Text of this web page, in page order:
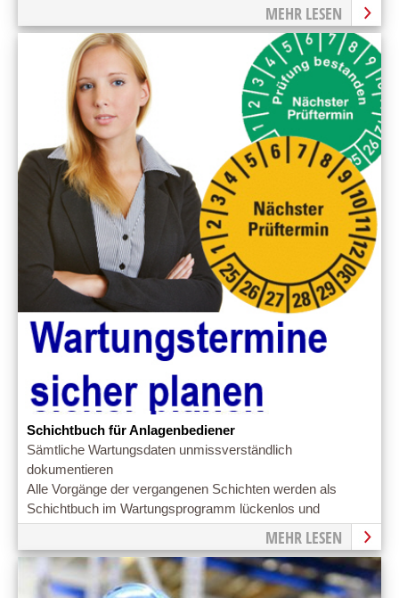
MEHR LESEN
Schichtbuch für Anlagenbediener
Sämtliche Wartungsdaten unmissverständlich
dokumentieren
Alle Vorgänge der vergangenen Schichten werden als
Schichtbuch im Wartungsprogramm lückenlos und
nachvollziehbar dokumentiert
MEHR LESEN